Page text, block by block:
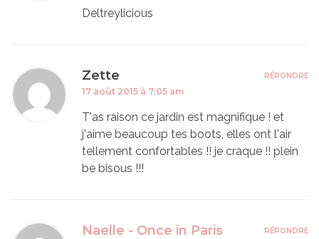
Deltreylicious
Zette
17 août 2015 à 7:05 am
T'as raison ce jardin est magnifique ! et
j'aime beaucoup tes boots, elles ont l'air
tellement confortables !! je craque !! plein
be bisous !!!
RÉPONDRE
Naelle - Once in Paris RÉPONDRE